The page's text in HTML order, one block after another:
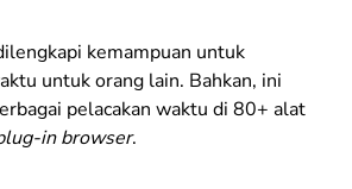
kemampuan untuk
untuk orang lain. Bahkan, ini
pelacakan waktu di 80+ alat
in browser.